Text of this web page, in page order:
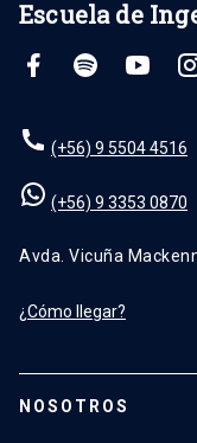
Escuela de
(+56) 9 5504 4516
(+56) 9 3353 0870
Avda. Vicuña
¿Cómo llegar?
NOSOTROS